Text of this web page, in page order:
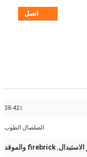
اتصل
38-42٪
الصلصال الطوب
الاستبدال, firebrick والموقد